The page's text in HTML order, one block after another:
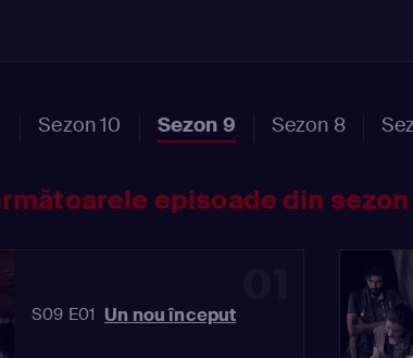
Sezon 10 Sezon 9 Sezon 8
episoade din
S09 E01 Un nou început